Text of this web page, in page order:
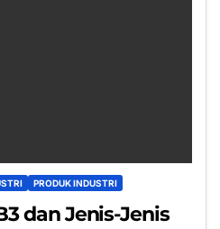
PRODUK INDUSTRI
dan Jenis-Jenis